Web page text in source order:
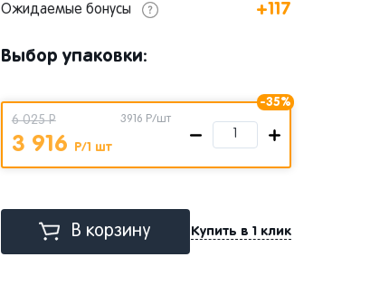
Ожидаемые бонусы +117
Выбор упаковки:
-35%
6 025 Р
3 916 Р/1 шт
3916 Р/шт
В корзину Купить в 1 клик